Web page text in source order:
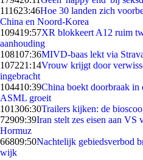
111623:46Hoe 30 landen zich
China en Noord-Korea
109419:57XR blokkeert A12 ruim
aanhouding
108107:36MIVD-baas lekt via
107221:14Vrouw krijgt door
ingebracht
104410:39China boekt doorbraak in
ASML groeit
101306:30Trailers kijken: de
72909:39Iran stelt zes eisen aan VS
Hormuz
66809:50Nachtelijk gebiedsverbod
wijk